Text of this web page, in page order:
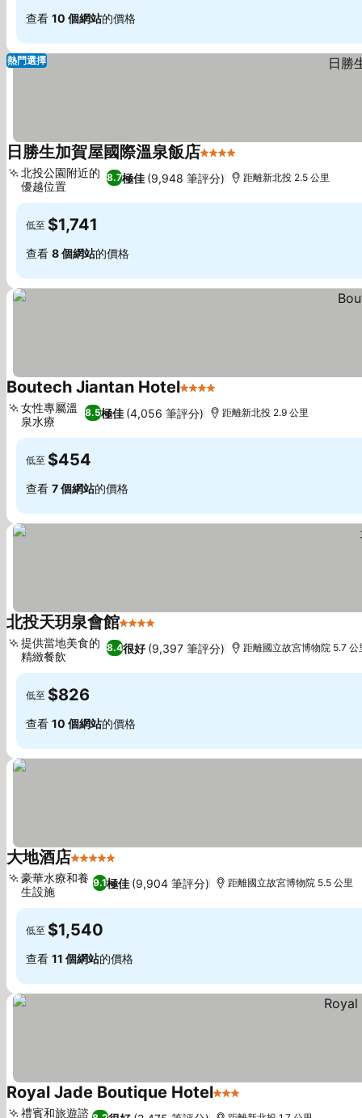
查看 10 個網站的價格
熱門選擇
日勝生加賀屋國際溫泉飯店4 星級
8.7極佳 (9,948 筆評分)
北投公園附近的
優越位置
距離新北投 2.5 公里
低至 $1,741
查看 8 個網站的價格
Boutech Jiantan Hotel4 星級
8.5極佳 (4,056 筆評分)
女性專屬溫
泉水療
距離新北投 2.9 公里
低至 $454
查看 7 個網站的價格
北投天玥泉會館4 星級
8.4很好 (9,397 筆評分)
提供當地美食的
精緻餐飲
距離國立故宮博物院 5.7 公
低至 $826
查看 10 個網站的價格
大地酒店5 星級
9.1極佳 (9,904 筆評分)
豪華水療和養
生設施
距離國立故宮博物院 5.5 公里
低至 $1,540
查看 11 個網站的價格
Royal Jade Boutique Hotel3 星級
禮賓和旅遊諮